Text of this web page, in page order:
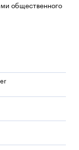
общественного